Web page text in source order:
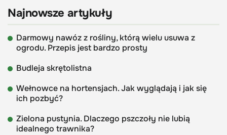
Najnowsze artykuły
Darmowy nawóz z rośliny, którą wielu usuwa z
ogrodu. Przepis jest bardzo prosty
Budleja skrętolistna
Wełnowce na hortensjach. Jak wyglądają i jak się
ich pozbyć?
Zielona pustynia. Dlaczego pszczoły nie lubią
idealnego trawnika?